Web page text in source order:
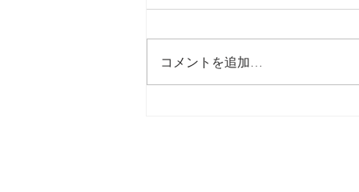
最後の日記です
コメントを追加…